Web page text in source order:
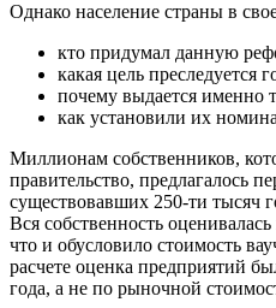
Однако население страны в
кто придумал данную
какая цель преследуется
почему выдается именно
как установили их
Миллионам собственников,
правительство, предлагалось
существовавших 250-ти тысяч
Вся собственность
что и обусловило стоимость
расчете оценка предприятий
года, а не по рыночной